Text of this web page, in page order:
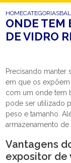
HOMECATEGORIAS
ONDE TEM
DE VIDRO
Precisando
em que os expõem
com um onde tem
pode ser utilizado
peso e tamanho.
armazenamento
Vantagens
expositor de